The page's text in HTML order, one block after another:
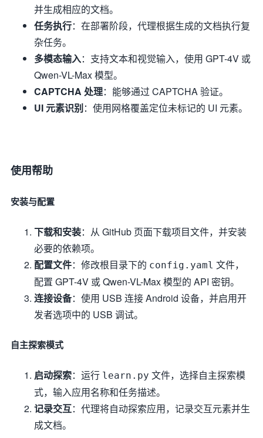
并生成相应的文档。
任务执行：在部署阶段，代理根据生成的文档执行复
杂任务。
多模态输入：支持文本和视觉输入，使用 GPT-4V 或
Qwen-VL-Max 模型。
CAPTCHA 处理：能够通过 CAPTCHA 验证。
UI 元素识别：使用网格覆盖定位未标记的 UI 元素。
使用帮助
安装与配置
下载和安装：从 GitHub 页面下载项目文件，并安装
必要的依赖项。
配置文件：修改根目录下的 config.yaml 文件，
配置 GPT-4V 或 Qwen-VL-Max 模型的 API 密钥。
连接设备：使用 USB 连接 Android 设备，并启用开
发者选项中的 USB 调试。
自主探索模式
启动探索：运行 learn.py 文件，选择自主探索模
式，输入应用名称和任务描述。
记录交互：代理将自动探索应用，记录交互元素并生
成文档。